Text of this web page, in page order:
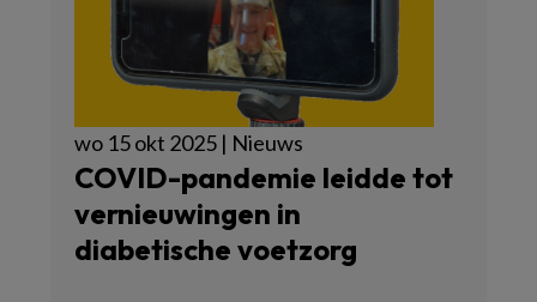
wo 15 okt 2025 | Nieuws
COVID-pandemie leidde tot
vernieuwingen in
diabetische voetzorg